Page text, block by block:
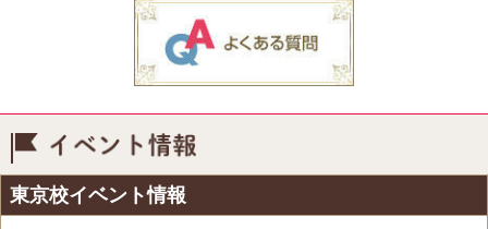
東京校イベント情報